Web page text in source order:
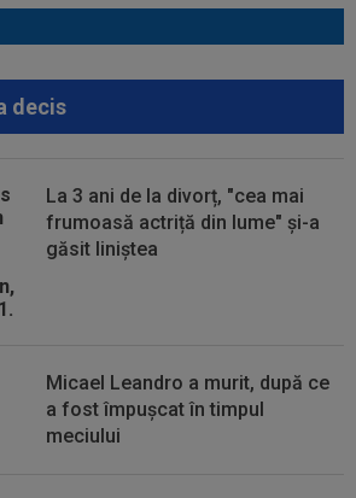
Gigi Becali: ”Hai să-ți spun ce face
oară când o zic”
Dorit iar de Varga la CFR Cluj, Edi
Gică Craioveanu a dat declarația
”Știi cine mă...
de milioane de euro pentru
decis
La 3 ani de la divorț, "cea mai
frumoasă actriță din lume" și-a
găsit liniștea
Micael Leandro a murit, după ce
a fost împușcat în timpul
meciului